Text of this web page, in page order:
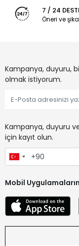
7 / 24
Öneri ve
Kampanya, duyuru,
olmak istiyorum.
Kampanya, duyuru
için kayıt olun.
Mobil